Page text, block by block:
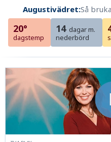
Augustivädret:Så
20°
dagstemp
14 dagar m.
nederbörd